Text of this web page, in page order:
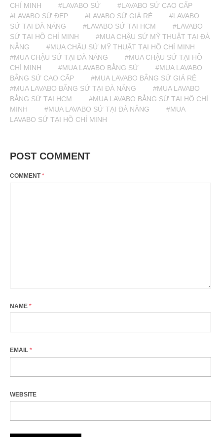
CHÍ MINH
#LAVABO SỨ
#LAVABO SỨ CAO CẤP
#LAVABO SỨ ĐẸP
#LAVABO SỨ GIÁ RẺ
#LAVABO
SỨ TẠI ĐÀ NẴNG
#LAVABO SỨ TẠI HCM
#LAVABO
SỨ TẠI HỒ CHÍ MINH
#MUA CHẬU SỨ MỸ THUẬT TẠI ĐÀ
NẴNG
#MUA CHẬU SỨ MỸ THUẬT TẠI HỒ CHÍ MINH
#MUA CHẬU SỨ TẠI ĐÀ NẴNG
#MUA CHẬU SỨ TẠI HỒ
CHÍ MINH
#MUA LAVABO BẰNG SỨ
#MUA LAVABO
BẰNG SỨ CAO CẤP
#MUA LAVABO BẰNG SỨ GIÁ RẺ
#MUA LAVABO BẰNG SỨ TẠI ĐÀ NẴNG
#MUA LAVABO
BẰNG SỨ TẠI HCM
#MUA LAVABO BẰNG SỨ TẠI HỒ CHÍ
MINH
#MUA LAVABO SỨ TẠI ĐÀ NẴNG
#MUA
LAVABO SỨ TẠI HỒ CHÍ MINH
POST COMMENT
COMMENT*
NAME *
EMAIL *
WEBSITE